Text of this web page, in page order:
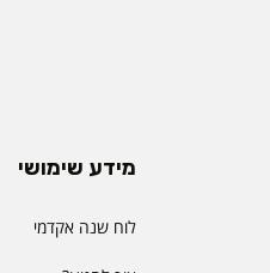
מידע שימושי
לוח שנה אקדמי